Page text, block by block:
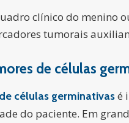
clínico do menino
tumorais
de células
células germinativasé
do paciente. Em